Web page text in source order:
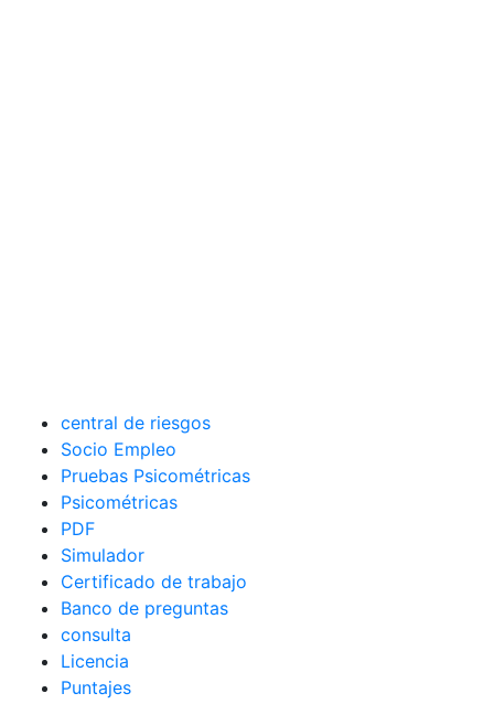
central de riesgos
Socio Empleo
Pruebas Psicométricas
Psicométricas
PDF
Simulador
Certificado de trabajo
Banco de preguntas
consulta
Licencia
Puntajes